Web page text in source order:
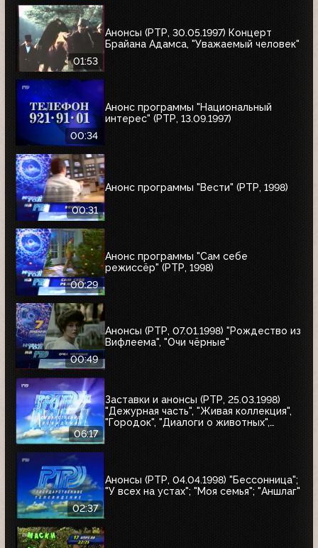
01:53
Анонсы (РТР, 30.05.1997) Концерт
Брайана Адамса, "Уважаемый человек"
00:34
Анонс программы "Национальный
интерес" (РТР, 13.09.1997)
00:31
Анонс программы "Вести" (РТР, 1998)
00:29
Анонс программы "Сам себе
режиссёр" (РТР, 1998)
00:49
Анонсы (РТР, 07.01.1998) "Рождество из
Вифлеема", "Очи чёрные"
06:17
Заставки и анонсы (РТР, 25.03.1998)
"Дежурная часть", "Живая коллекция",
"Городок", "Диалоги о животных",
02:37
Анонсы (РТР, 04.04.1998) "Бессонница";
"У всех на устах"; "Моя семья"; "Аншлаг"